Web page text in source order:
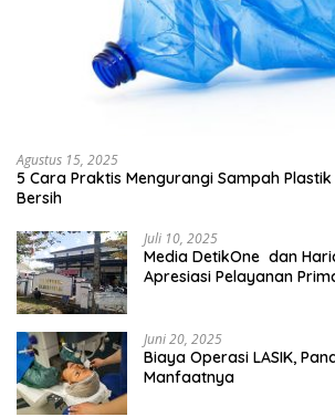
Agustus 15, 2025
5 Cara Praktis Mengurangi Sampah
Bersih
Juli 10, 2025
Media DetikOne dan
Apresiasi Pelayanan
Juni 20, 2025
Biaya Operasi LASIK,
Manfaatnya